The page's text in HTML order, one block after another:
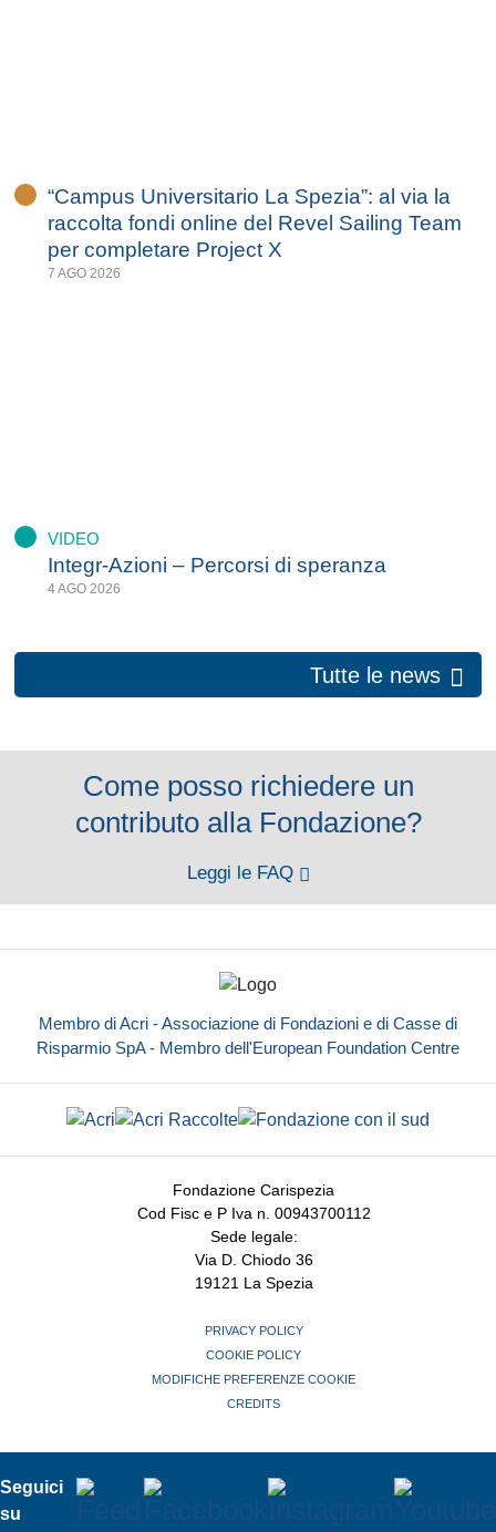
“Campus Universitario La Spezia”: al via la
raccolta fondi online del Revel Sailing Team
per completare Project X
7 AGO 2026
VIDEO
Integr-Azioni – Percorsi di speranza
4 AGO 2026
Tutte le news
Come posso richiedere un
contributo alla Fondazione?
Leggi le FAQ
Membro di Acri - Associazione di Fondazioni e di Casse di
Risparmio SpA - Membro dell'European Foundation Centre
Fondazione Carispezia
Cod Fisc e P Iva n. 00943700112
Sede legale:
Via D. Chiodo 36
19121 La Spezia
PRIVACY POLICY
COOKIE POLICY
MODIFICHE PREFERENZE COOKIE
CREDITS
Seguici
su